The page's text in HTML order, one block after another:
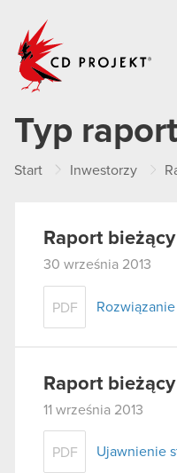
Typ
Start Inwestorzy
Raport
30 września 2013
PDF
Raport
11 września 2013
PDF Ujawnienie